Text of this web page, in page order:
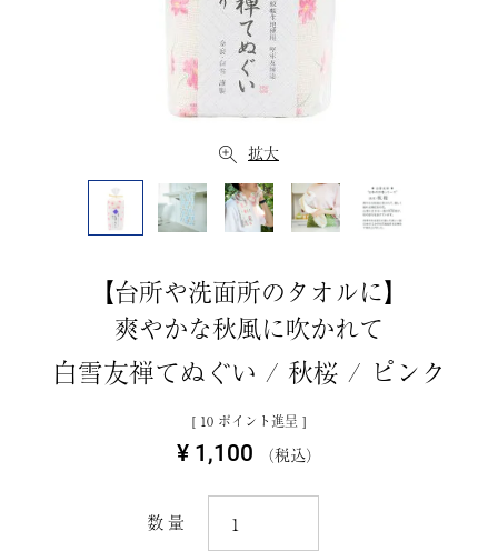
拡大
【台所や洗面所のタオルに】
爽やかな秋風に吹かれて
白雪友禅てぬぐい / 秋桜 / ピンク
[ 10 ポイント進呈 ]
¥ 1,100 税込